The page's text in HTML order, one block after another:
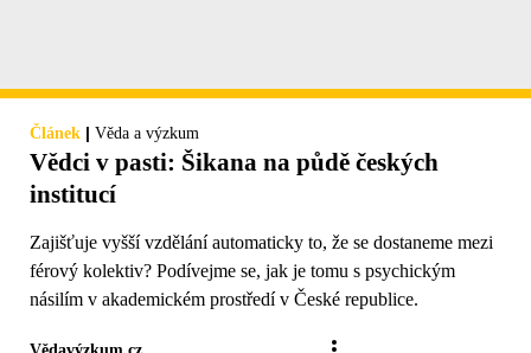
Článek | Věda a výzkum
Vědci v pasti: Šikana na půdě českých
institucí
Zajišťuje vyšší vzdělání automaticky to, že se dostaneme mezi
férový kolektiv? Podívejme se, jak je tomu s psychickým
násilím v akademickém prostředí v České republice.